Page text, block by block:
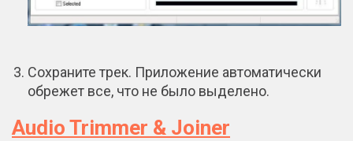
Сохраните трек. Приложение автоматически
обрежет все, что не было выделено.
Audio Trimmer & Joiner